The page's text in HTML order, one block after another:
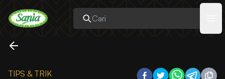
Sania
TIPS & TRIK